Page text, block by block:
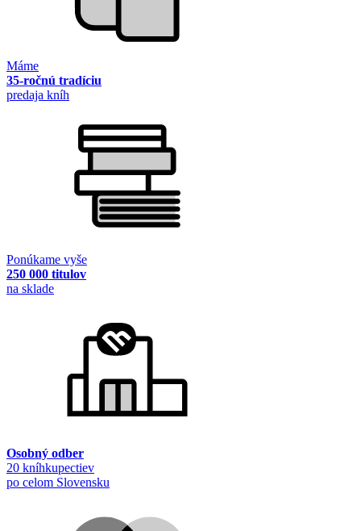
Máme
35-ročnú tradíciu
predaja kníh
Ponúkame vyše
250 000 titulov
na sklade
Osobný odber
20 kníhkupectiev
po celom Slovensku